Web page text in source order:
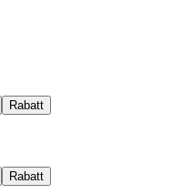
Rabatt
Rabatt